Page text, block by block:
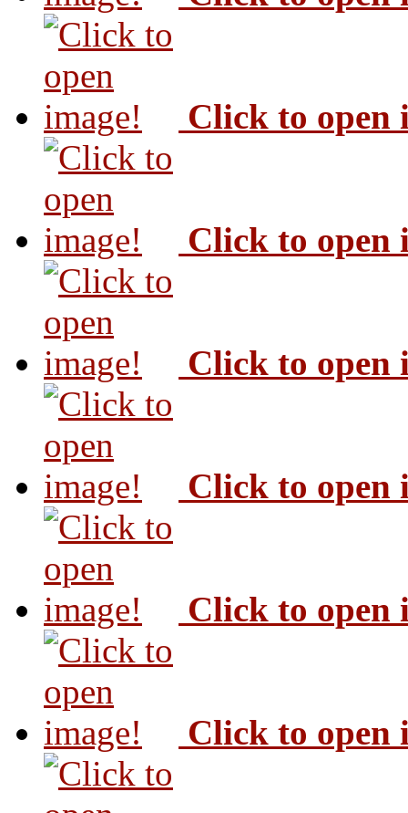
Click to open
Click to open
Click to open
Click to open
Click to open
Click to open